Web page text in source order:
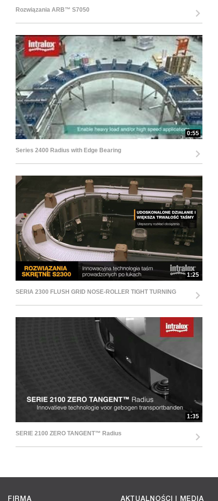
Rozwiązania ARB™ S7050
0:55
Series 2400 Radius with Edge Bearing
1:25
SERIA 2300 FLUSH GRID NOSE-ROLLER TIGHT TURNING
1:35
SERIE 2100 ZERO TANGENT™ Radius
FIRMA AKTUALNOŚCI I MEDIA